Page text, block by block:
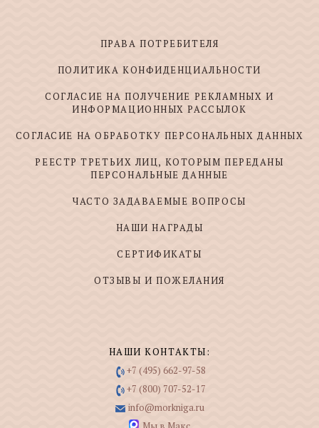
ПРАВА ПОТРЕБИТЕЛЯ
ПОЛИТИКА КОНФИДЕНЦИАЛЬНОСТИ
СОГЛАСИЕ НА ПОЛУЧЕНИЕ РЕКЛАМНЫХ И
ИНФОРМАЦИОННЫХ РАССЫЛОК
СОГЛАСИЕ НА ОБРАБОТКУ ПЕРСОНАЛЬНЫХ ДАННЫХ
РЕЕСТР ТРЕТЬИХ ЛИЦ, КОТОРЫМ ПЕРЕДАНЫ
ПЕРСОНАЛЬНЫЕ ДАННЫЕ
ЧАСТО ЗАДАВАЕМЫЕ ВОПРОСЫ
НАШИ НАГРАДЫ
СЕРТИФИКАТЫ
ОТЗЫВЫ И ПОЖЕЛАНИЯ
НАШИ КОНТАКТЫ:
+7 (495) 662-97-58
+7 (800) 707-52-17
info@morkniga.ru